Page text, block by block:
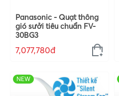
Panasonic - Quạt thông
gió sưởi tiêu chuẩn FV-
30BG3
7,077,780đ
NEW